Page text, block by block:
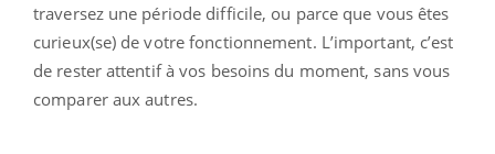
traversez une période difficile, ou parce que vous êtes
curieux(se) de votre fonctionnement. L’important, c’est
de rester attentif à vos besoins du moment, sans vous
comparer aux autres.